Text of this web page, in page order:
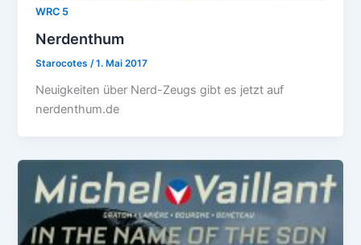
WRC 5
Nerdenthum
Starocotes/1. Mai 2017
Neuigkeiten über Nerd-Zeugs gibt es jetzt auf
nerdenthum.de